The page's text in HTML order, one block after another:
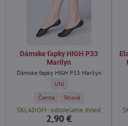
Dámske ťapky HIGH P33
Marilyn
Dámske ťapky HIGH P33 Marilyn
Dámske ťapky HIGH P33
UNI
Dámske ťapky HIGH P33 Marilyn -
Čierna Dámske ťapky HIGH
Telová
SKLADOM - odosielame ihneď
2,90 €